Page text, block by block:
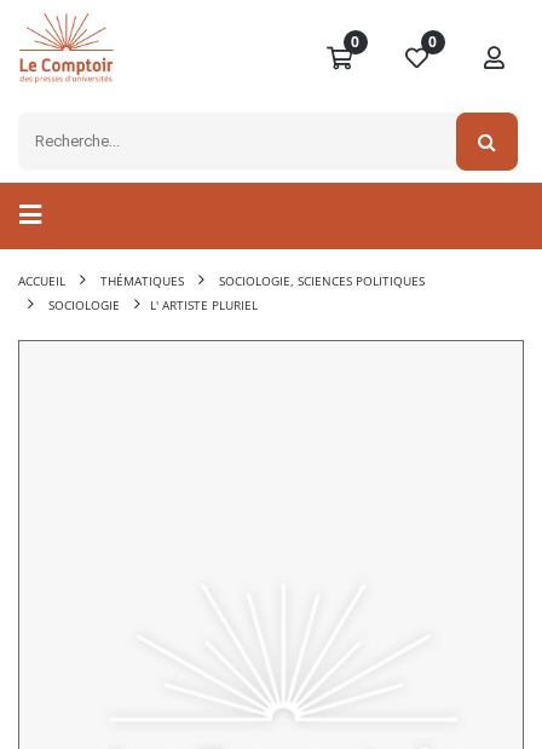
0 0
ACCUEIL THÉMATIQUES
SOCIOLOGIE, SCIENCES POLITIQUES
SOCIOLOGIE
L' ARTISTE PLURIEL